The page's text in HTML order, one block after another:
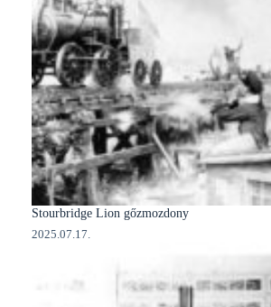
Stourbridge Lion gőzmozdony
2025.07.17.